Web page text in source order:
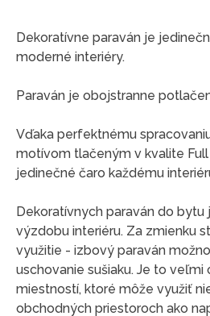
Dekoratívne paraván je
moderné interiéry.
Paraván je obojstranne
Vďaka perfektnému
motívom tlačeným v kvalite
jedinečné čaro každému
Dekoratívnych paraván do bytu
výzdobu interiéru. Za zmienku
využitie - izbový paraván
uschovanie sušiaku. Je to veľmi
miestností, ktoré môže využiť
obchodných priestoroch ako